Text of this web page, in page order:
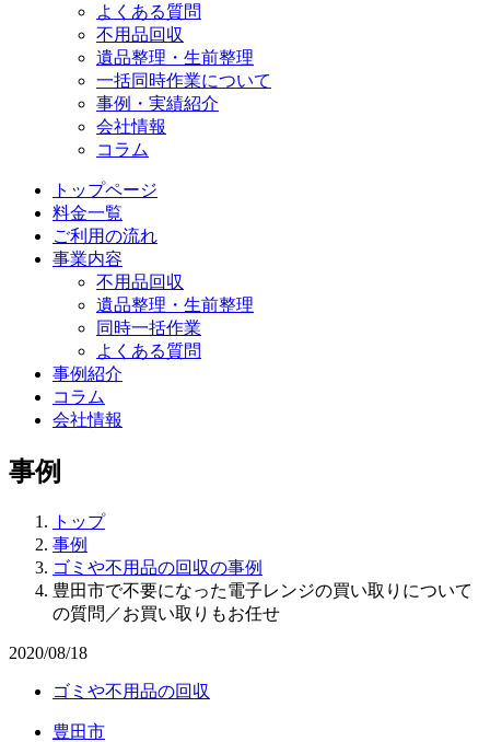
よくある質問
不用品回収
遺品整理・生前整理
一括同時作業について
事例・実績紹介
会社情報
コラム
トップページ
料金一覧
ご利用の流れ
事業内容
不用品回収
遺品整理・生前整理
同時一括作業
よくある質問
事例紹介
コラム
会社情報
事例
トップ
事例
ゴミや不用品の回収の事例
豊田市で不要になった電子レンジの買い取りについて
の質問／お買い取りもお任せ
2020/08/18
ゴミや不用品の回収
豊田市